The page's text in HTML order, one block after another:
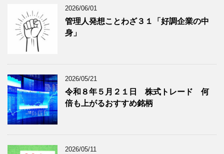
グ
記
事
を
表
示
ー
グ
記
事
を
表
示
2026/06/01
管理人発想ことわざ３１「好調企業の中
身」
2026/05/21
令和８年５月２１日 株式トレード 何
倍も上がるおすすめ銘柄
2026/05/11